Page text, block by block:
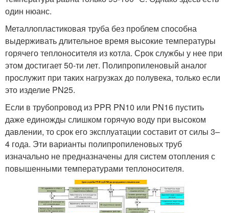
один нюанс.
Металлопластиковая труба без проблем способна
выдерживать длительное время высокие температуры
горячего теплоносителя из котла. Срок службы у нее при
этом достигает 50-ти лет. Полипропиленовый аналог
прослужит при таких нагрузках до полувека, только если
это изделие PN25.
Если в трубопровод из PPR PN10 или PN16 пустить
даже единожды слишком горячую воду при высоком
давлении, то срок его эксплуатации составит от силы 3–
4 года. Эти варианты полипропиленовых труб
изначально не предназначены для систем отопления с
повышенными температурами теплоносителя.